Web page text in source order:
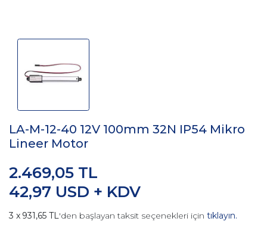
LA-M-12-40 12V 100mm 32N IP54 Mikro
Lineer Motor
42,97 USD + KDV
2.469,05 TL
931,65 TL'den başlayan taksit seçenekleri için tıklayın.